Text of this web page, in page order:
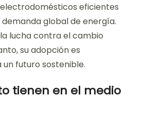
electrodomésticos eficientes
demanda global de energía.
lucha contra el cambio
su adopción es
futuro sostenible.
tienen en el medio